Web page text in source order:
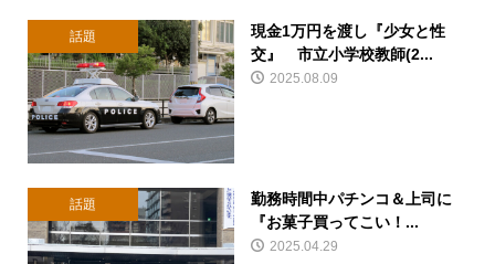
話題
現金1万円を渡し『少女と性
交』 市立小学校教師(2...
2025.08.09
話題
勤務時間中パチンコ＆上司に
『お菓子買ってこい！...
2025.04.29